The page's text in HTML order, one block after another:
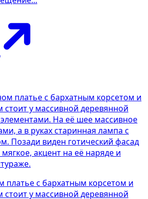
с бархатным корсетом и
у массивной деревянной